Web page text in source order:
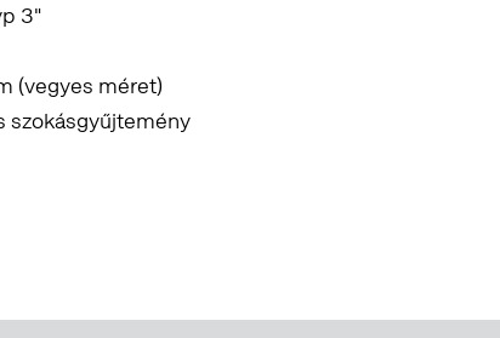
3"
(vegyes méret)
szokásgyűjtemény